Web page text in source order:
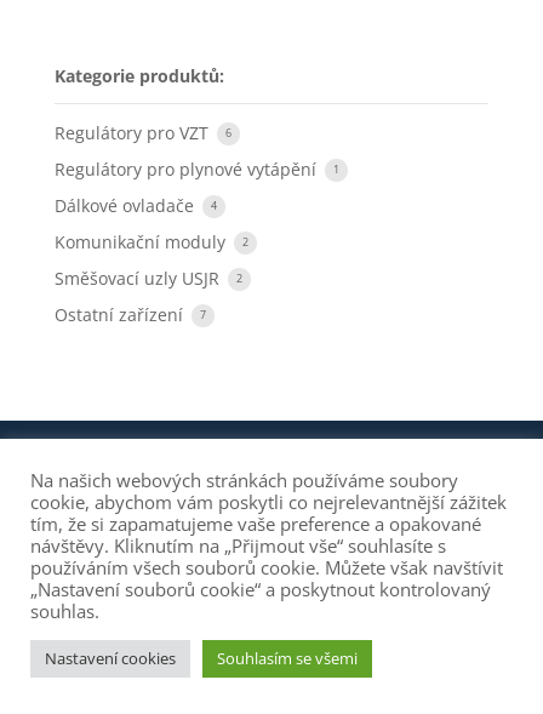
Kategorie produktů:
Regulátory pro VZT 6
Regulátory pro plynové vytápění 1
Dálkové ovladače 4
Komunikační moduly 2
Směšovací uzly USJR 2
Ostatní zařízení 7
Na našich webových stránkách používáme soubory
cookie, abychom vám poskytli co nejrelevantnější zážitek
tím, že si zapamatujeme vaše preference a opakované
návštěvy. Kliknutím na „Přijmout vše“ souhlasíte s
používáním všech souborů cookie. Můžete však navštívit
„Nastavení souborů cookie“ a poskytnout kontrolovaný
souhlas.
Nastavení cookies Souhlasím se všemi